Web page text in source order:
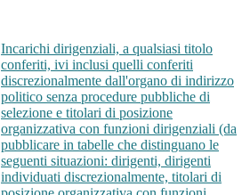
Incarichi dirigenziali, a qualsiasi titolo
conferiti, ivi inclusi quelli conferiti
discrezionalmente dall'organo di indirizzo
politico senza procedure pubbliche di
selezione e titolari di posizione
organizzativa con funzioni dirigenziali (da
pubblicare in tabelle che distinguano le
seguenti situazioni: dirigenti, dirigenti
individuati discrezionalmente, titolari di